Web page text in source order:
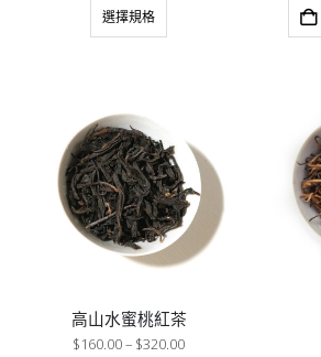
選擇規格
高山水蜜桃紅茶
$160.00– $320.00